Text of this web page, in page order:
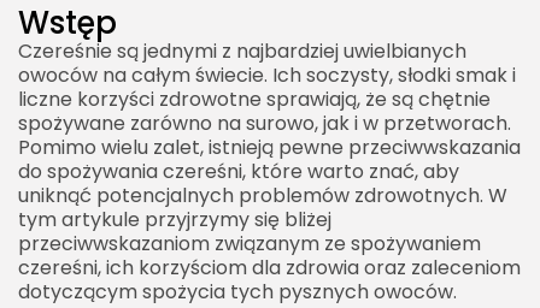
Wstęp
Czereśnie są jednymi z najbardziej uwielbianych
owoców na całym świecie. Ich soczysty, słodki smak i
liczne korzyści zdrowotne sprawiają, że są chętnie
spożywane zarówno na surowo, jak i w przetworach.
Pomimo wielu zalet, istnieją pewne przeciwwskazania
do spożywania czereśni, które warto znać, aby
uniknąć potencjalnych problemów zdrowotnych. W
tym artykule przyjrzymy się bliżej
przeciwwskazaniom związanym ze spożywaniem
czereśni, ich korzyściom dla zdrowia oraz zaleceniom
dotyczącym spożycia tych pysznych owoców.
Kombinacje z innymi produktami
Przepisy z czereśniami
Sałatka z czereśniami i rukolą
Składniki
Przygotowanie
Smoothie z czereśniami i bananem
Składniki
Przygotowanie